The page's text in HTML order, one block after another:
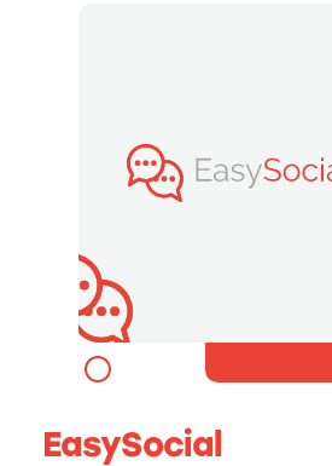
EasySocial